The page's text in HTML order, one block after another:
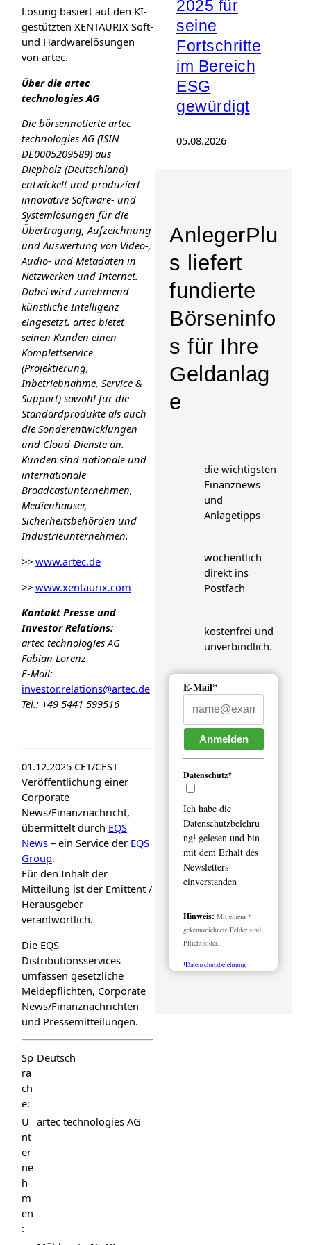
Lösung basiert auf den KI-
gestützten XENTAURIX Soft-
und Hardwarelösungen
von artec.
Über die artec
technologies AG
Die börsennotierte artec
technologies AG (ISIN
DE0005209589) aus
Diepholz (Deutschland)
entwickelt und produziert
innovative Software- und
Systemlösungen für die
Übertragung, Aufzeichnung
und Auswertung von Video-,
Audio- und Metadaten in
Netzwerken und Internet.
Dabei wird zunehmend
künstliche Intelligenz
eingesetzt. artec bietet
seinen Kunden einen
Komplettservice
(Projektierung,
Inbetriebnahme, Service &
Support) sowohl für die
Standardprodukte als auch
die Sonderentwicklungen
und Cloud-Dienste an.
Kunden sind nationale und
internationale
Broadcastunternehmen,
Medienhäuser,
Sicherheitsbehörden und
Industrieunternehmen.
>> www.artec.de
>> www.xentaurix.com
Kontakt Presse und
Investor Relations:
artec technologies AG
Fabian Lorenz
E-Mail:
investor.relations@artec.de
Tel.: +49 5441 599516
01.12.2025 CET/CEST
Veröffentlichung einer
Corporate
News/Finanznachricht,
übermittelt durch EQS
News – ein Service der EQS
Group.
Für den Inhalt der
Mitteilung ist der Emittent /
Herausgeber
verantwortlich.
Die EQS
Distributionsservices
umfassen gesetzliche
Meldepflichten, Corporate
News/Finanznachrichten
und Pressemitteilungen.
Sp
ra
ch
e:
Deutsch
U
nt
er
ne
h
m
en
:
artec technologies AG
2025 für
seine
Fortschritte
im Bereich
ESG
gewürdigt
05.08.2026
AnlegerPlu
s liefert
fundierte
Börseninfo
s für Ihre
Geldanlag
e
die wichtigsten
Finanznews
und
Anlagetipps
wöchentlich
direkt ins
Postfach
kostenfrei und
unverbindlich.
E-Mail*
Anmelden
Datenschutz*
Ich habe die
Datenschutzbelehru
ng¹ gelesen und bin
mit dem Erhalt des
Newsletters
einverstanden
Hinweis: Mit einem *
gekennzeichnete Felder sind
Pflichtfelder.
¹Datenschutzbelehrung